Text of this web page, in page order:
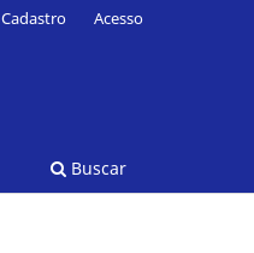
Buscar
Cadastro Acesso